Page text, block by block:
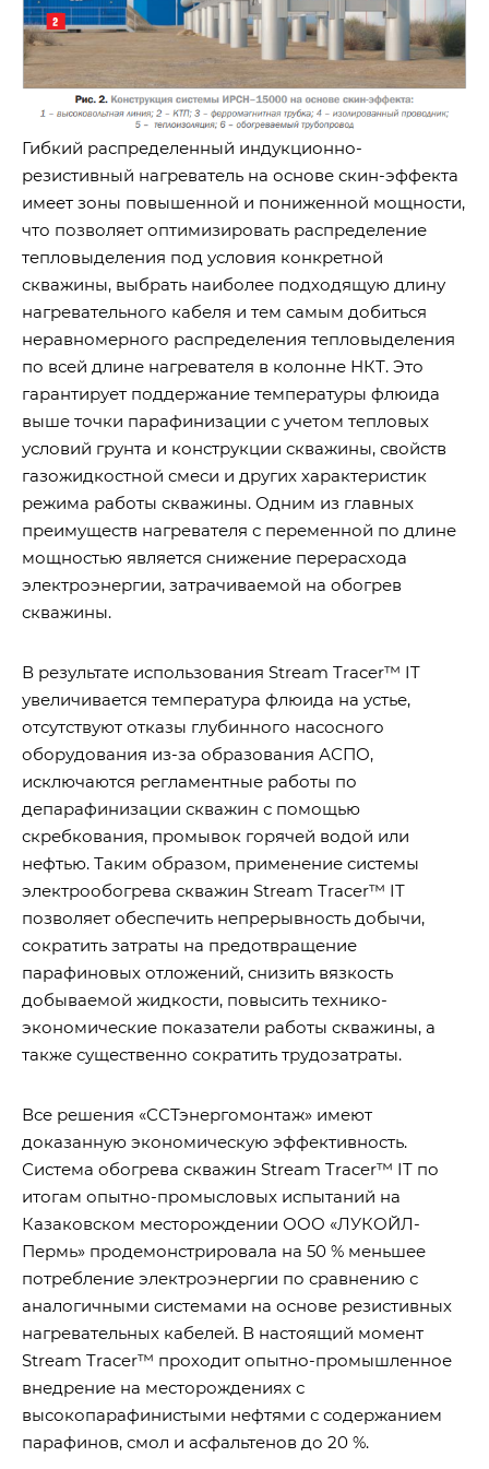
Гибкий распределенный индукционно-
резистивный нагреватель на основе скин-эффекта
имеет зоны повышенной и пониженной мощности,
что позволяет оптимизировать распределение
тепловыделения под условия конкретной
скважины, выбрать наиболее подходящую длину
нагревательного кабеля и тем самым добиться
неравномерного распределения тепловыделения
по всей длине нагревателя в колонне НКТ. Это
гарантирует поддержание температуры флюида
выше точки парафинизации с учетом тепловых
условий грунта и конструкции скважины, свойств
газожидкостной смеси и других характеристик
режима работы скважины. Одним из главных
преимуществ нагревателя с переменной по длине
мощностью является снижение перерасхода
электроэнергии, затрачиваемой на обогрев
скважины.
В результате использования Stream Tracer™ IT
увеличивается температура флюида на устье,
отсутствуют отказы глубинного насосного
оборудования из-за образования АСПО,
исключаются регламентные работы по
депарафинизации скважин с помощью
скребкования, промывок горячей водой или
нефтью. Таким образом, применение системы
электрообогрева скважин Stream Tracer™ IT
позволяет обеспечить непрерывность добычи,
сократить затраты на предотвращение
парафиновых отложений, снизить вязкость
добываемой жидкости, повысить технико-
экономические показатели работы скважины, а
также существенно сократить трудозатраты.
Все решения «ССТэнергомонтаж» имеют
доказанную экономическую эффективность.
Система обогрева скважин Stream Tracer™ IT по
итогам опытно-промысловых испытаний на
Казаковском месторождении ООО «ЛУКОЙЛ-
Пермь» продемонстрировала на 50 % меньшее
потребление электроэнергии по сравнению с
аналогичными системами на основе резистивных
нагревательных кабелей. В настоящий момент
Stream Tracer™ проходит опытно-промышленное
внедрение на месторождениях с
высокопарафинистыми нефтями с содержанием
парафинов, смол и асфальтенов до 20 %.